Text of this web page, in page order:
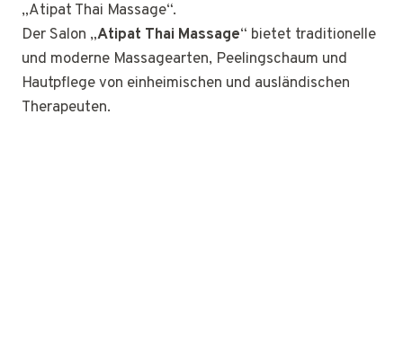
„Atipat Thai Massage“.
Der Salon „Atipat Thai Massage“ bietet traditionelle
und moderne Massagearten, Peelingschaum und
Hautpflege von einheimischen und ausländischen
Therapeuten.